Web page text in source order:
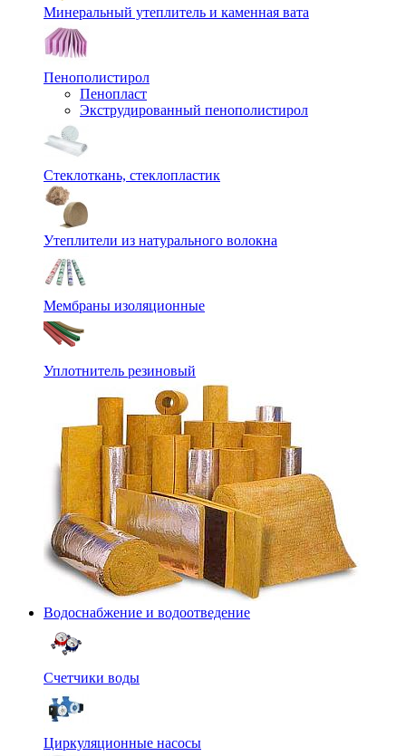
Минеральный утеплитель и каменная вата
Пенополистирол
Пенопласт
Экструдированный пенополистирол
Стеклоткань, стеклопластик
Утеплители из натурального волокна
Мембраны изоляционные
Уплотнитель резиновый
Водоснабжение и водоотведение
Счетчики воды
Циркуляционные насосы